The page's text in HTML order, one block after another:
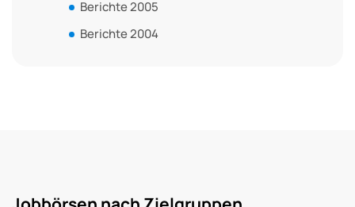
Berichte 2005
Berichte 2004